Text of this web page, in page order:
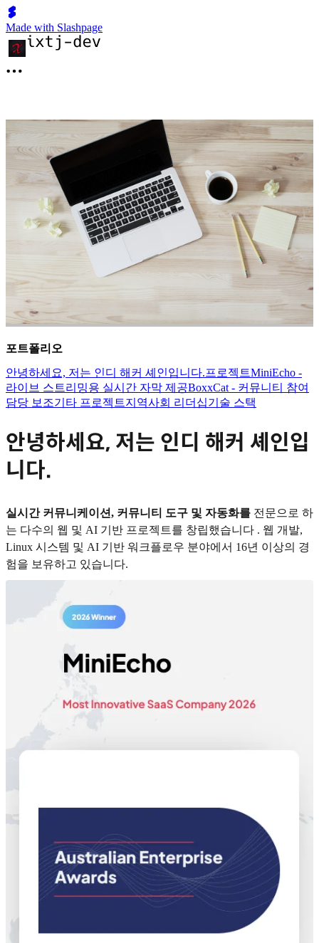
Made with Slashpage
포트폴리오
안녕하세요, 저는 인디 해커 셰인입니다.프로젝트MiniEcho -
라이브 스트리밍용 실시간 자막 제공BoxxCat - 커뮤니티 참여
담당 보조기타 프로젝트지역사회 리더십기술 스택
안녕하세요, 저는 인디 해커 셰인입
니다.
실시간 커뮤니케이션, 커뮤니티 도구 및 자동화를 전문으로 하
는 다수의 웹 및 AI 기반 프로젝트를 창립했습니다 . 웹 개발,
Linux 시스템 및 AI 기반 워크플로우 분야에서 16년 이상의 경
험을 보유하고 있습니다.